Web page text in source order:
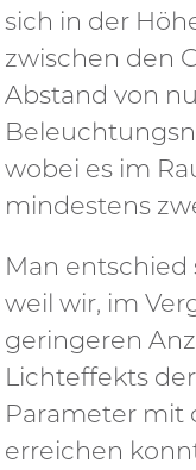
sich in der
zwischen den
Abstand von
wobei es im
mindestens
Man entschied
weil wir, im
geringeren
Lichteffekts
Parameter mit
erreichen